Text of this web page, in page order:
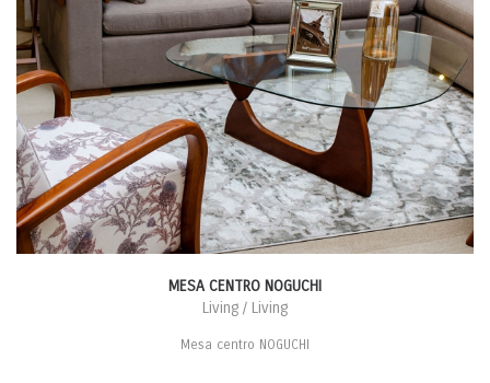
MESA CENTRO NOGUCHI
Living / Living
Mesa centro NOGUCHI